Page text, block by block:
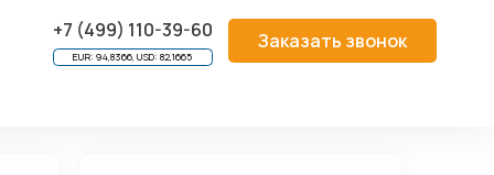
+7 (499) 110-39-60
EUR: 94,8366, USD: 82,1665
Заказать звонок